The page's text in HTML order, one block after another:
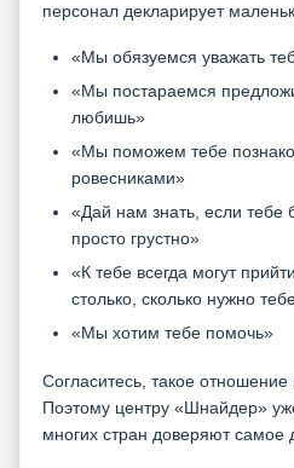
персонал декларирует
«Мы обязуемся уважать
«Мы постараемся
любишь»
«Мы поможем тебе
ровесниками»
«Дай нам знать, если тебе
просто грустно»
«К тебе всегда могут
столько, сколько нужно
«Мы хотим тебе помочь»
Согласитесь, такое отношение
Поэтому центру «Шнайдер»
многих стран доверяют самое